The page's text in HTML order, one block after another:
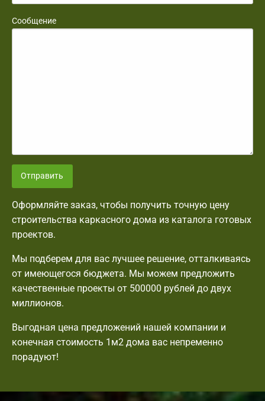
Сообщение
Отправить
Оформляйте заказ, чтобы получить точную цену
строительства каркасного дома из каталога готовых
проектов.
Мы подберем для вас лучшее решение, отталкиваясь
от имеющегося бюджета. Мы можем предложить
качественные проекты от 500000 рублей до двух
миллионов.
Выгодная цена предложений нашей компании и
конечная стоимость 1м2 дома вас непременно
порадуют!